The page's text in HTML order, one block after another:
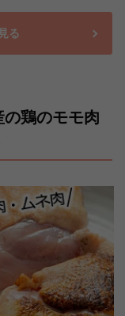
る
の鶏のモモ肉